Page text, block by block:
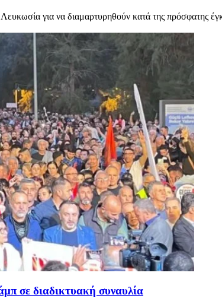
για να διαμαρτυρηθούν κατά της πρόσφατης
σε διαδικτυακή συναυλία